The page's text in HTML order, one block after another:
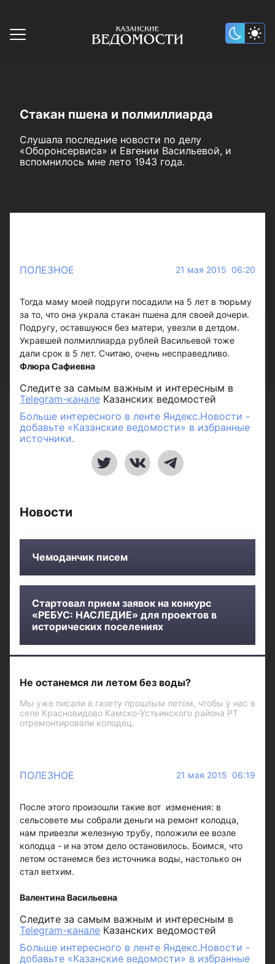
Стакан пшена и полмиллиарда
Слушала последние новости по делу
«Оборонсервиса» и Евгении Васильевой, и
вспомнилось мне лето 1943 года.
ПОЛЕЗНОЕ 21 мая 2015 06:20
Тогда маму моей подруги посадили на 5 лет в тюрьму
за то, что она украла стакан пшена для своей дочери.
Подругу, оставшуюся без матери, увезли в детдом.
Укравшей полмиллиарда рублей Васильевой тоже
дали срок в 5 лет. Считаю, очень несправедливо.
Флюра Сафиевна
Следите за самым важным и интересным в
Telegram-канале Казанских ведомостей
Больше интересного в ленте Яндекс.Новости -
добавьте «Казанские ведомости» в избранные
источники.
Новости
Чемоданчик писем
Стартовал прием заявок на конкурс
«РЕБУС: НАСЛЕДИЕ» для проектов в
исторических поселениях
Не останемся ли летом без воды?
Мы уже писали в газету прошлым летом, чтобы у нас в
селе Красновидово Камско-Устьинского района РТ
отремонтировали колодец.
ПОЛЕЗНОЕ 21 мая 2015 06:19
После этого произошли такие вот изменения: в
сельсовете мы собрали деньги на ремонт колодца,
нам привезли железную трубу, положили ее возле
колодца - и на этом дело остановилось. Боимся, что
летом останемся без источника воды, настолько он
стал ветхим.
Валентина Васильевна
Следите за самым важным и интересным в
Telegram-канале Казанских ведомостей
Больше интересного в ленте Яндекс.Новости -
добавьте «Казанские ведомости» в избранные